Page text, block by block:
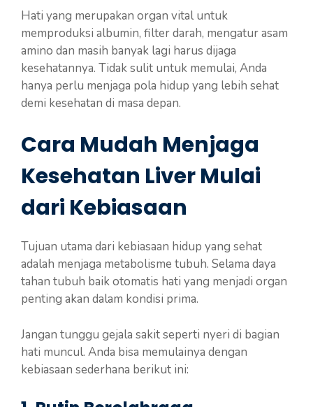
Hati yang merupakan organ vital untuk
memproduksi albumin, filter darah, mengatur asam
amino dan masih banyak lagi harus dijaga
kesehatannya. Tidak sulit untuk memulai, Anda
hanya perlu menjaga pola hidup yang lebih sehat
demi kesehatan di masa depan.
Cara Mudah Menjaga
Kesehatan Liver Mulai
dari Kebiasaan
Tujuan utama dari kebiasaan hidup yang sehat
adalah menjaga metabolisme tubuh. Selama daya
tahan tubuh baik otomatis hati yang menjadi organ
penting akan dalam kondisi prima.
Jangan tunggu gejala sakit seperti nyeri di bagian
hati muncul. Anda bisa memulainya dengan
kebiasaan sederhana berikut ini: